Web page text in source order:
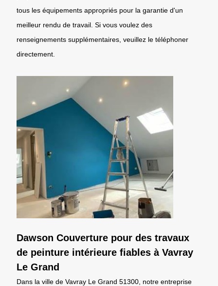
tous les équipements appropriés pour la garantie d'un
meilleur rendu de travail. Si vous voulez des
renseignements supplémentaires, veuillez le téléphoner
directement.
Dawson Couverture pour des travaux
de peinture intérieure fiables à Vavray
Le Grand
Dans la ville de Vavray Le Grand 51300, notre entreprise